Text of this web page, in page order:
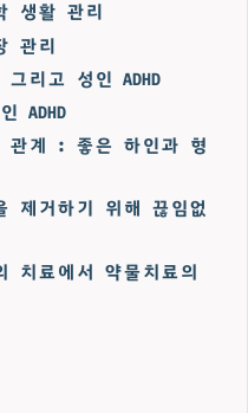
생활 관리
관리
리고 성인 ADHD
ADHD
관계 : 좋은 하인과 형
제거하기 위해 끊임없
치료에서 약물치료의